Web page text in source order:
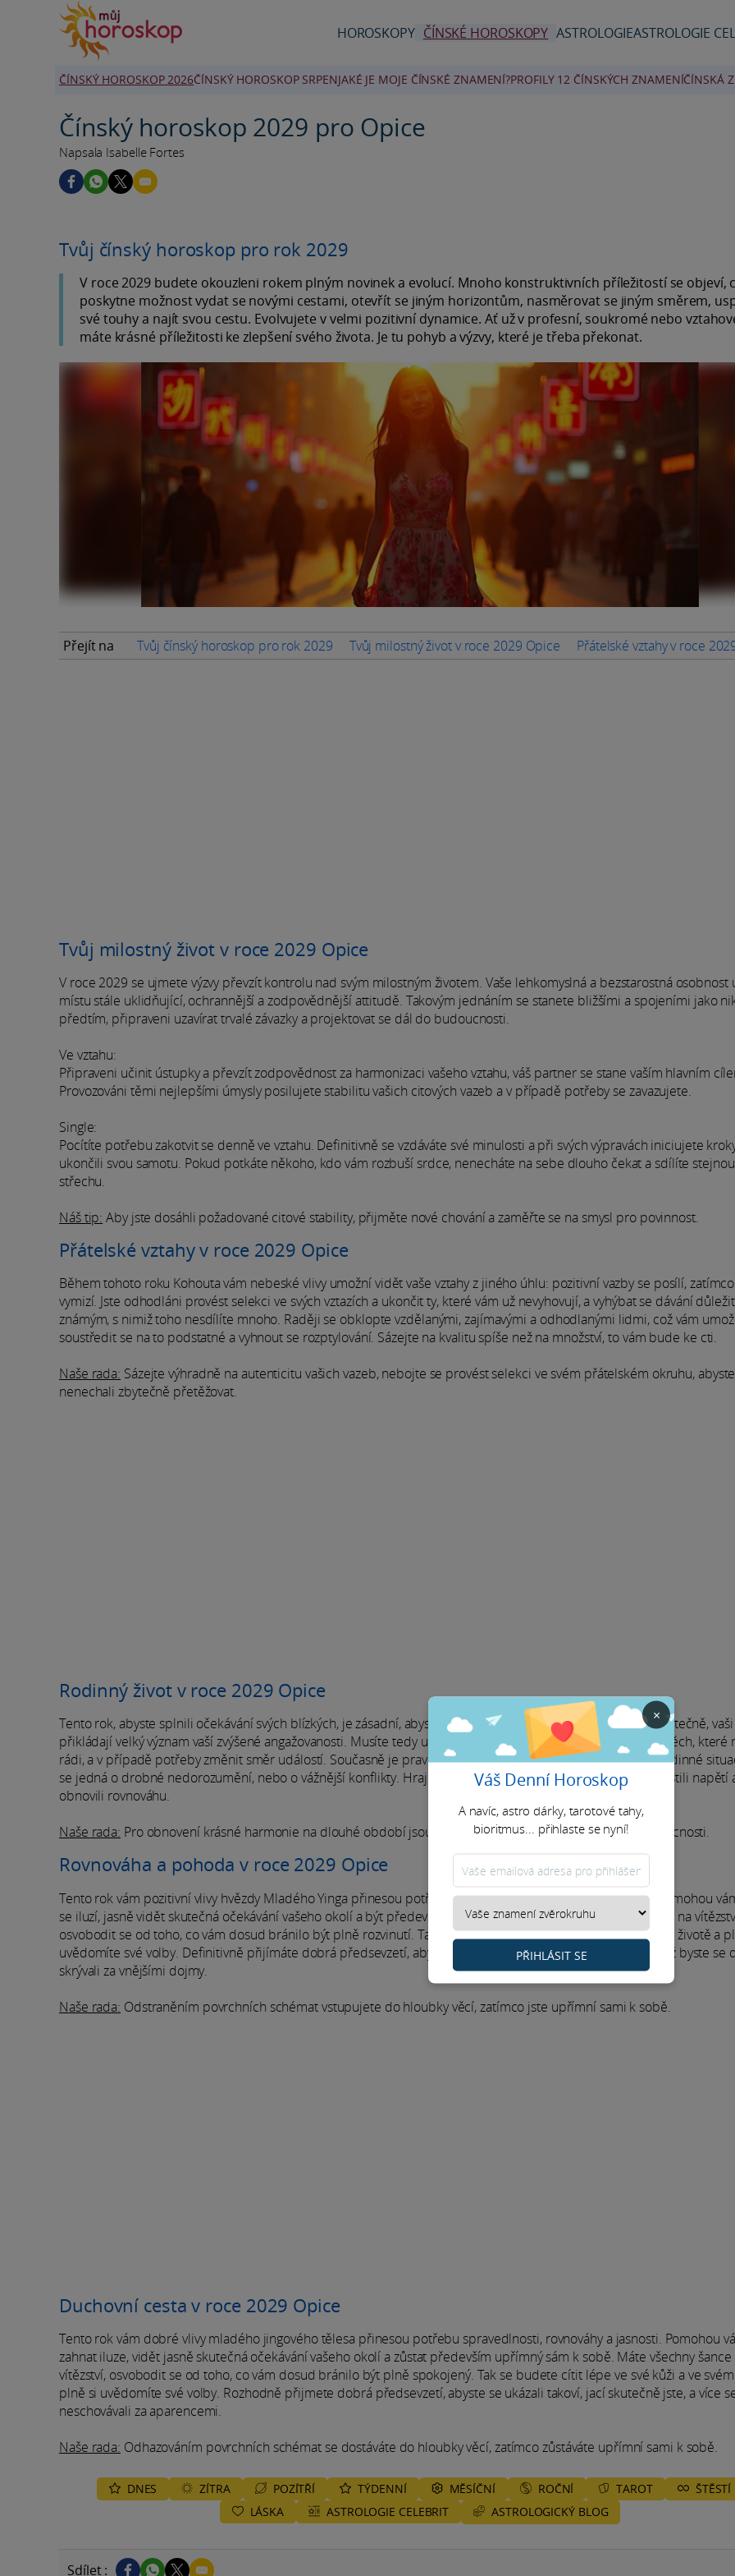
HOROSKOPY ČÍNSKÉ HOROSKOPY ASTROLOGIEASTROLOGIE
ČÍNSKÝ HOROSKOP 2026ČÍNSKÝ HOROSKOP SRPENJAKÉ JE MOJE ČÍNSKÉ ZNAMENÍ?PROFILY 12 ČÍNSKÝCH ZNAMENÍČÍNSKÁ
Čínský horoskop 2029 pro Opice
Napsala Isabelle Fortes
Tvůj čínský horoskop pro rok 2029
V roce 2029 budete okouzleni rokem plným novinek a evolucí. Mnoho konstruktivních příležitostí se objeví,
poskytne možnost vydat se novými cestami, otevřít se jiným horizontům, nasměrovat se jiným směrem,
své touhy a najít svou cestu. Evolvujete v velmi pozitivní dynamice. Ať už v profesní, soukromé nebo
máte krásné příležitosti ke zlepšení svého života. Je tu pohyb a výzvy, které je třeba překonat.
Přejít na Tvůj čínský horoskop pro rok 2029 Tvůj milostný život v roce 2029 Opice Přátelské vztahy v roce
Tvůj milostný život v roce 2029 Opice
V roce 2029 se ujmete výzvy převzít kontrolu nad svým milostným životem. Vaše lehkomyslná a bezstarostná osobnost
místu stále uklidňující, ochrannější a zodpovědnější attitudě. Takovým jednáním se stanete bližšími a spojeními jako
předtím, připraveni uzavírat trvalé závazky a projektovat se dál do budoucnosti.
Ve vztahu:
Připraveni učinit ústupky a převzít zodpovědnost za harmonizaci vašeho vztahu, váš partner se stane vaším hlavním
Provozováni těmi nejlepšími úmysly posilujete stabilitu vašich citových vazeb a v případě potřeby se zavazujete.
Single:
Pocítíte potřebu zakotvit se denně ve vztahu. Definitivně se vzdáváte své minulosti a při svých výpravách iniciujete
ukončili svou samotu. Pokud potkáte někoho, kdo vám rozbuší srdce, nenecháte na sebe dlouho čekat a sdílíte stejnou
střechu.
Náš tip: Aby jste dosáhli požadované citové stability, přijměte nové chování a zaměřte se na smysl pro povinnost.
Přátelské vztahy v roce 2029 Opice
Během tohoto roku Kohouta vám nebeské vlivy umožní vidět vaše vztahy z jiného úhlu: pozitivní vazby se posílí,
vymizí. Jste odhodláni provést selekci ve svých vztazích a ukončit ty, které vám už nevyhovují, a vyhýbat se dávání
známým, s nimiž toho nesdílíte mnoho. Raději se obklopte vzdělanými, zajímavými a odhodlanými lidmi, což vám
soustředit se na to podstatné a vyhnout se rozptylování. Sázejte na kvalitu spíše než na množství, to vám bude ke cti.
Naše rada: Sázejte výhradně na autenticitu vašich vazeb, nebojte se provést selekci ve svém přátelském okruhu,
nenechali zbytečně přetěžovat.
Rodinný život v roce 2029 Opice
Tento rok, abyste splnili očekávání svých blízkých, je zásadní, abyste se více zapojili do své rodinné sféry. Skutečně,
přikládají velký význam vaší zvýšené angažovanosti. Musíte tedy udělat vše pro zajištění pohody a komfortu těch, které
rádi, a v případě potřeby změnit směr událostí. Současně je pravděpodobné, že se budete muset chopit rodinné
se jedná o drobné nedorozumění, nebo o vážnější konflikty. Hrajete roli rozhodčího a garanta, abyste rozpustili napětí
obnovili rovnováhu.
Naše rada: Pro obnovení krásné harmonie na dlouhé období jsou nutné ujasnění a přítomnost ve vaší domácnosti.
Rovnováha a pohoda v roce 2029 Opice
Tento rok vám pozitivní vlivy hvězdy Mladého Yinga přinesou potřebu spravedlnosti, rovnováhy a jasnosti. Pomohou
se iluzí, jasně vidět skutečná očekávání vašeho okolí a být především upřímní vůči sobě. Máte všechny šance na
osvobodit se od toho, co vám dosud bránilo být plně rozvinutí. Tak se budete cítit lépe ve své kůži a ve svém životě a
uvědomíte své volby. Definitivně přijímáte dobrá předsevzetí, abyste se ukázali takoví, jací skutečně jste, aniž byste se
skrývali za vnějšími dojmy.
Naše rada: Odstraněním povrchních schémat vstupujete do hloubky věcí, zatímco jste upřímní sami k sobě.
Duchovní cesta v roce 2029 Opice
Tento rok vám dobré vlivy mladého jingového tělesa přinesou potřebu spravedlnosti, rovnováhy a jasnosti. Pomohou
zahnat iluze, vidět jasně skutečná očekávání vašeho okolí a zůstat především upřímný sám k sobě. Máte všechny šance
vítězství, osvobodit se od toho, co vám dosud bránilo být plně spokojený. Tak se budete cítit lépe ve své kůži a ve
plně si uvědomíte své volby. Rozhodně přijmete dobrá předsevzetí, abyste se ukázali takoví, jací skutečně jste, a více
neschovávali za aparencemi.
Naše rada: Odhazováním povrchních schémat se dostáváte do hloubky věcí, zatímco zůstáváte upřímní sami k sobě.
DNES ZÍTRA POZÍTŘÍ TÝDENNÍ MĚSÍČNÍ ROČNÍ TAROT
ŠTĚSTÍ
LÁSKA
ASTROLOGIE CELEBRIT ASTROLOGICKÝ BLOG
Sdílet :
×
Váš Denní Horoskop
A navíc, astro dárky, tarotové tahy,
bioritmus... přihlaste se nyní!
PŘIHLÁSIT SE